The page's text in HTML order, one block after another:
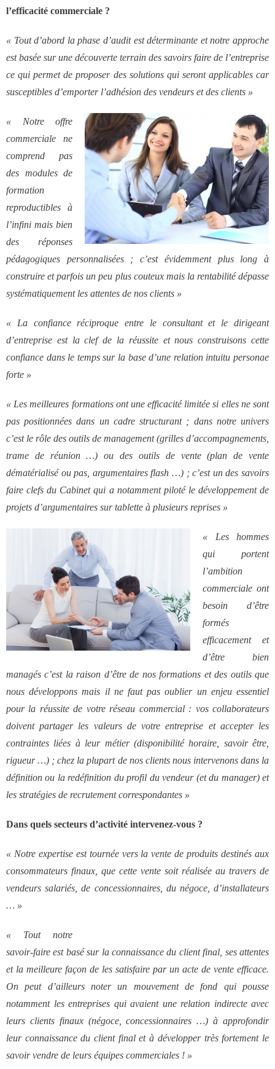
- JF Choblet
- Références clients
Contact
l’efficacité commerciale ?
« Tout d’abord la phase d’audit est déterminante et notre approche
est basée sur une découverte terrain des savoirs faire de l’entreprise
ce qui permet de proposer des solutions qui seront applicables car
susceptibles d’emporter l’adhésion des vendeurs et des clients »
« Notre offre
commerciale ne
comprend pas
des modules de
formation
reproductibles à
l’infini mais bien
des réponses
pédagogiques personnalisées ; c’est évidemment plus long à
construire et parfois un peu plus couteux mais la rentabilité dépasse
systématiquement les attentes de nos clients »
« La confiance réciproque entre le consultant et le dirigeant
d’entreprise est la clef de la réussite et nous construisons cette
confiance dans le temps sur la base d’une relation intuitu personae
forte »
« Les meilleures formations ont une efficacité limitée si elles ne sont
pas positionnées dans un cadre structurant ; dans notre univers
c’est le rôle des outils de management (grilles d’accompagnements,
trame de réunion …) ou des outils de vente (plan de vente
dématérialisé ou pas, argumentaires flash …) ; c’est un des savoirs
faire clefs du Cabinet qui a notamment piloté le développement de
projets d’argumentaires sur tablette à plusieurs reprises »
« Les hommes
qui portent
l’ambition
commerciale ont
besoin d’être
formés
efficacement et
d’être bien
managés c’est la raison d’être de nos formations et des outils que
nous développons mais il ne faut pas oublier un enjeu essentiel
pour la réussite de votre réseau commercial : vos collaborateurs
doivent partager les valeurs de votre entreprise et accepter les
contraintes liées à leur métier (disponibilité horaire, savoir être,
rigueur …) ; chez la plupart de nos clients nous intervenons dans la
définition ou la redéfinition du profil du vendeur (et du manager) et
les stratégies de recrutement correspondantes »
Dans quels secteurs d’activité intervenez-vous ?
« Notre expertise est tournée vers la vente de produits destinés aux
consommateurs finaux, que cette vente soit réalisée au travers de
vendeurs salariés, de concessionnaires, du négoce, d’installateurs
… »
« Tout notre
savoir-faire est basé sur la connaissance du client final, ses attentes
et la meilleure façon de les satisfaire par un acte de vente efficace.
On peut d’ailleurs noter un mouvement de fond qui pousse
notamment les entreprises qui avaient une relation indirecte avec
leurs clients finaux (négoce, concessionnaires …) à approfondir
leur connaissance du client final et à développer très fortement le
savoir vendre de leurs équipes commerciales ! »